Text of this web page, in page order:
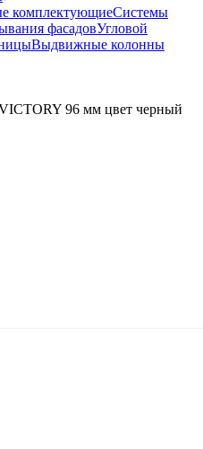
комплектующиеСистемы
фасадовУгловой
Выдвижные колонны
96 мм цвет черный